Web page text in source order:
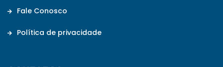
Fale Conosco
Política de privacidade